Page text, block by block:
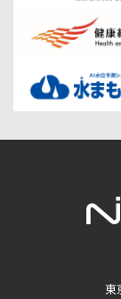
東